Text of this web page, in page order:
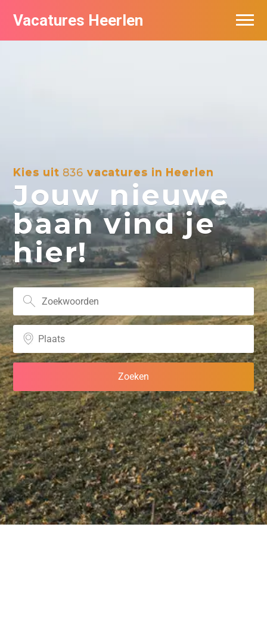
Vacatures Heerlen
Kies uit 836 vacatures in Heerlen
Jouw nieuwe
baan vind je
hier!
Vacatures per bedrijf in Heerlen